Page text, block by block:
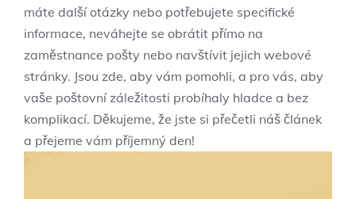
máte další otázky nebo potřebujete specifické
informace, neváhejte se obrátit přímo na
zaměstnance pošty nebo navštívit jejich webové
stránky. Jsou zde, aby vám pomohli, a pro vás, aby
vaše poštovní záležitosti probíhaly hladce a bez
komplikací. Děkujeme, že jste si přečetli náš článek
a přejeme vám příjemný den!